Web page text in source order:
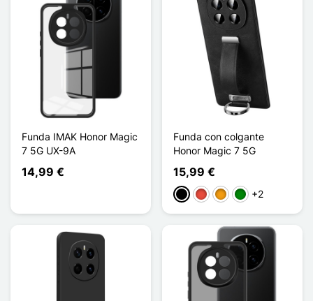
Funda IMAK Honor Magic
7 5G UX-9A
14,99 €
Funda con colgante
Honor Magic 7 5G
15,99 €
NegroRojoNaranjaVerde
+2